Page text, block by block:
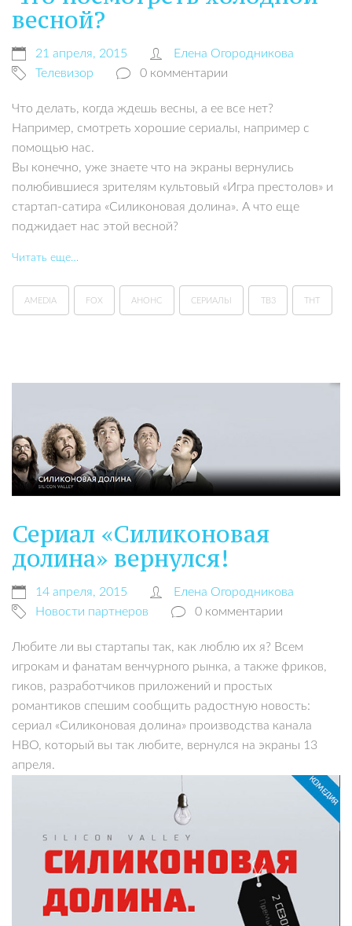
весной?
21 апреля, 2015
Елена Огородникова
Телевизор
0 комментарии
Что делать, когда ждешь весны, а ее все нет?
Например, смотреть хорошие сериалы, например с
помощью нас.
Вы конечно, уже знаете что на экраны вернулись
полюбившиеся зрителям культовый «Игра престолов» и
стартап-сатира «Силиконовая долина». А что еще
поджидает нас этой весной?
Читать еще…
AMEDIA FOX АНОНС СЕРИАЛЫ ТВ3 ТНТ
Сериал «Силиконовая
долина» вернулся!
14 апреля, 2015
Елена Огородникова
Новости партнеров
0 комментарии
Любите ли вы стартапы так, как люблю их я? Всем
игрокам и фанатам венчурного рынка, а также фриков,
гиков, разработчиков приложений и простых
романтиков спешим сообщить радостную новость:
сериал «Силиконовая долина» производства канала
HBO, который вы так любите, вернулся на экраны 13
апреля.